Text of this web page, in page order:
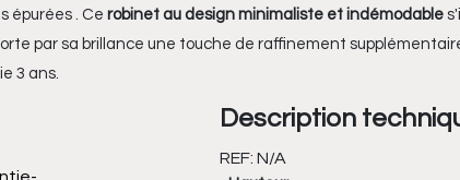
épurées . Ce robinet au design minimaliste et indémodable
par sa brillance une touche de raffinement
3 ans.
Description
REF: N/A